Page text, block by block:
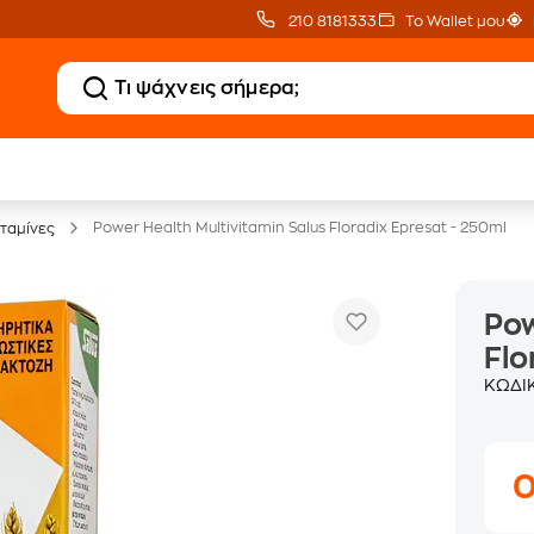
210 8181333 Το Wallet μου
Power Health Multivitamin Salus Floradix Epresat - 250ml